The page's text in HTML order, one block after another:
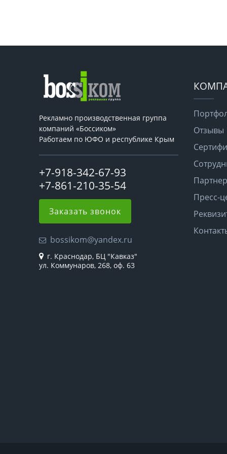
Рекламно производственная группа
компаний «Боссиком»
Работаем по ЮФО и республике Крым
+7-918-342-67-93
+7-861-210-35-54
Заказать звонок
bossikom@yandex.ru
г. Краснодар, БЦ "Кавказ"
ул. Коммунаров, 268, оф. 63
Отзывы
Пресс-